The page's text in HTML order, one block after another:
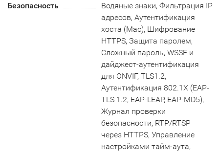
Безопасность
Водяные знаки, Фильтрация IP
адресов, Аутентификация
хоста (Mac), Шифрование
HTTPS, Защита паролем,
Сложный пароль, WSSE и
дайджест-аутентификация
для ONVIF, TLS1.2,
Аутентификация 802.1X (EAP-
TLS 1.2, EAP-LEAP, EAP-MD5),
Журнал проверки
безопасности, RTP/RTSP
через HTTPS, Управление
настройками тайм-аута,